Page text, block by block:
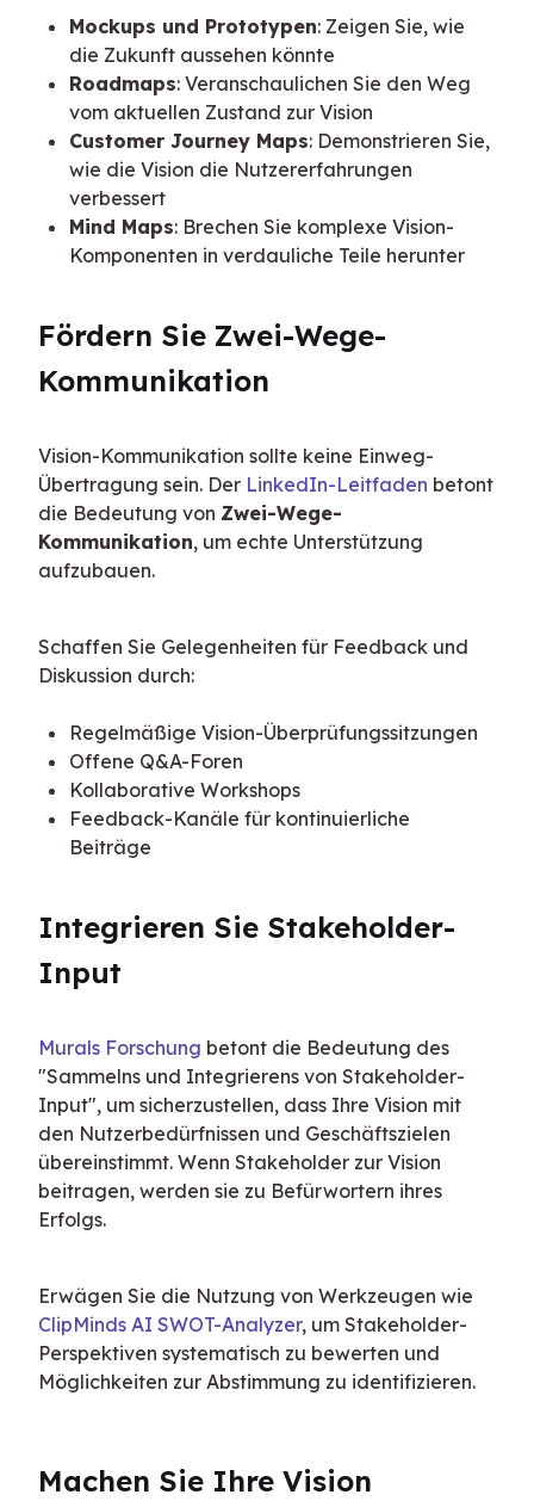
Mockups und Prototypen: Zeigen Sie, wie
die Zukunft aussehen könnte
Roadmaps: Veranschaulichen Sie den Weg
vom aktuellen Zustand zur Vision
Customer Journey Maps: Demonstrieren Sie,
wie die Vision die Nutzererfahrungen
verbessert
Mind Maps: Brechen Sie komplexe Vision-
Komponenten in verdauliche Teile herunter
Fördern Sie Zwei-Wege-
Kommunikation
Vision-Kommunikation sollte keine Einweg-
Übertragung sein. Der LinkedIn-Leitfaden betont
die Bedeutung von Zwei-Wege-
Kommunikation, um echte Unterstützung
aufzubauen.
Schaffen Sie Gelegenheiten für Feedback und
Diskussion durch:
Regelmäßige Vision-Überprüfungssitzungen
Offene Q&A-Foren
Kollaborative Workshops
Feedback-Kanäle für kontinuierliche
Beiträge
Integrieren Sie Stakeholder-
Input
Murals Forschung betont die Bedeutung des
"Sammelns und Integrierens von Stakeholder-
Input", um sicherzustellen, dass Ihre Vision mit
den Nutzerbedürfnissen und Geschäftszielen
übereinstimmt. Wenn Stakeholder zur Vision
beitragen, werden sie zu Befürwortern ihres
Erfolgs.
ClipMinds AI SWOT-Analyzer, um Stakeholder-
Perspektiven systematisch zu bewerten und
Möglichkeiten zur Abstimmung zu identifizieren.
Machen Sie Ihre Vision